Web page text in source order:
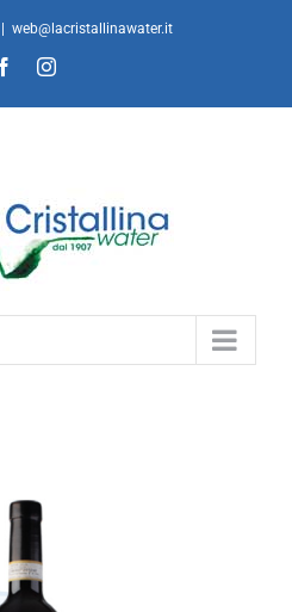
web@lacristallinawater.it
FacebookInstagram